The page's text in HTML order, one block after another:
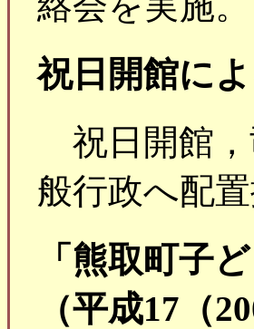
祝日開館に
祝日開館，
般行政へ配
「熊取町子
（平成17（